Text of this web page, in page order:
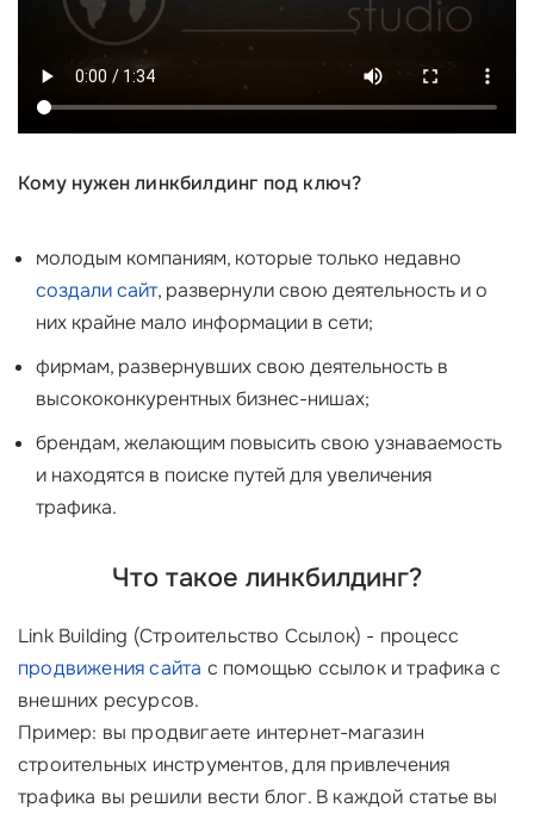
Кому нужен линкбилдинг под ключ?
молодым компаниям, которые только недавно
создали сайт, развернули свою деятельность и о
них крайне мало информации в сети;
фирмам, развернувших свою деятельность в
высококонкурентных бизнес-нишах;
брендам, желающим повысить свою узнаваемость
и находятся в поиске путей для увеличения
трафика.
Что такое линкбилдинг?
Link Building (Строительство Ссылок) - процесс
продвижения сайта с помощью ссылок и трафика с
внешних ресурсов.
Пример: вы продвигаете интернет-магазин
строительных инструментов, для привлечения
трафика вы решили вести блог. В каждой статье вы